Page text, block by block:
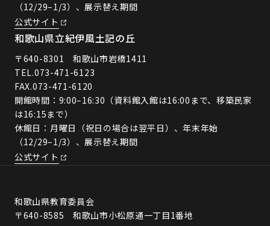
（12/29–1/3）、展示替え期間
公式サイト
和歌山県立紀伊風土記の丘
〒640-8301 和歌山市岩橋1411
TEL.073-471-6123
FAX.073-471-6120
開館時間：9:00–16:30（資料館入館は16:00まで、移築民家
は16:15まで）
休館日：月曜日（祝日の場合は翌平日）、年末年始
（12/29–1/3）、展示替え期間
公式サイト
和歌山県教育委員会
〒640-8585 和歌山市小松原通一丁目1番地